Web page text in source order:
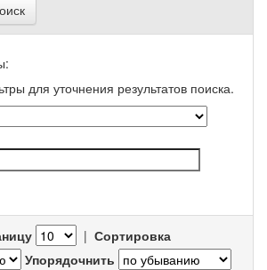
для уточнения результатов поиска.
| Сортировка
Упорядочнить